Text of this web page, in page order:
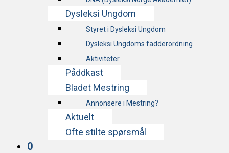
Dysleksi Ungdom
Styret i Dysleksi Ungdom
Dysleksi Ungdoms fadderordning
Aktiviteter
Påddkast
Bladet Mestring
Annonsere i Mestring?
Aktuelt
Ofte stilte spørsmål
0